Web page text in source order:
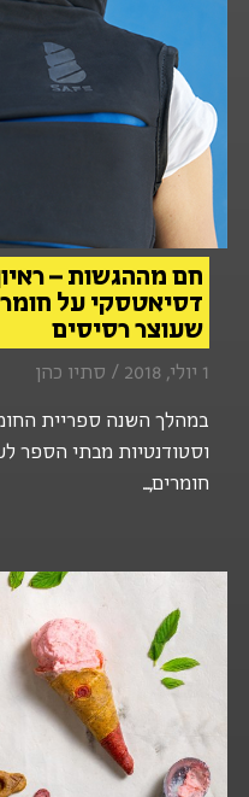
חם מההגשות –
דסיאטסקי על חומר
שעוצר רסיסים
1 יולי, 2018 / סתיו כהן
במהלך השנה ספריית
וסטודנטיות מבתי הספר
חומרים,...